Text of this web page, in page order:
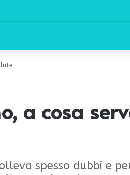
a cosa
spesso dubbi e